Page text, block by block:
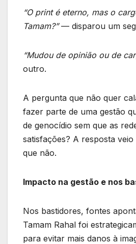
“O print é eterno, mas o
Tamam?”— disparou um
“Mudou de opinião ou de
outro.
A pergunta que não quer
fazer parte de uma gestão
de genocídio sem que as
satisfações? A resposta
que não.
Impacto na gestão e nos
Nos bastidores, fontes
Tamam Rahal foi
para evitar mais danos à